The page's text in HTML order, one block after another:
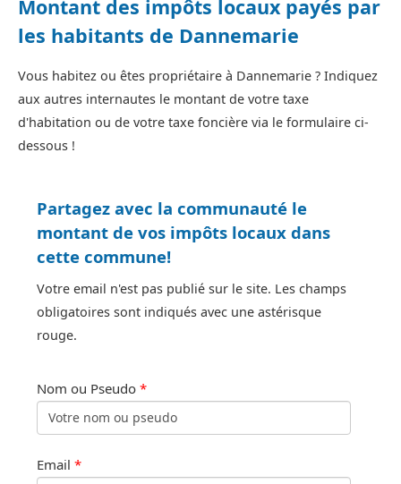
Montant des impôts locaux payés par
les habitants de Dannemarie
Vous habitez ou êtes propriétaire à Dannemarie ? Indiquez
aux autres internautes le montant de votre taxe
d'habitation ou de votre taxe foncière via le formulaire ci-
dessous !
Partagez avec la communauté le
montant de vos impôts locaux dans
cette commune!
Votre email n'est pas publié sur le site. Les champs
obligatoires sont indiqués avec une astérisque
rouge.
Nom ou Pseudo *
Email *